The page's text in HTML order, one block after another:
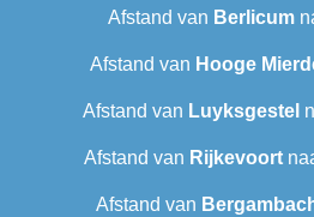
Afstand van Berlicum
Afstand van Hooge
Afstand van Luyksgestel
Afstand van Rijkevoort
Afstand van